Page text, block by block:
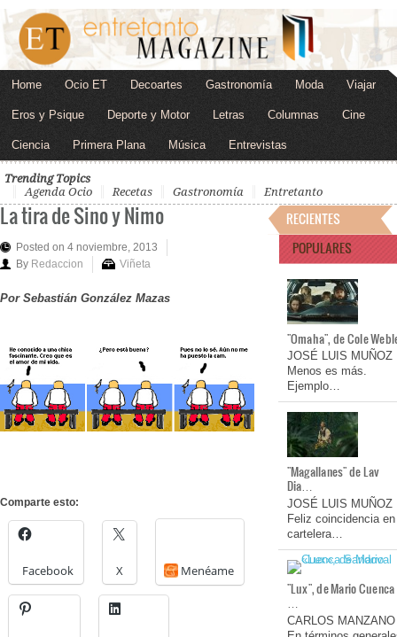
Home Ocio ET Decoartes Gastronomía Moda Viajar
Eros y Psique Deporte y Motor Letras Columnas Cine
Ciencia Primera Plana Música Entrevistas
Trending Topics
Agenda Ocio
Recetas Gastronomía Entretanto
La tira de Sino y Nimo
Posted on 4 noviembre, 2013
By Redaccion Viñeta
Por Sebastián González Mazas
Comparte esto:
Facebook X Menéame
RECIENTES
POPULARES
"Omaha", de Cole
JOSÉ LUIS MUÑOZ
Menos es más.
Ejemplo…
"Magallanes" de Lav
Dia…
JOSÉ LUIS MUÑOZ
Feliz coincidencia en
cartelera…
"Lux", de Mario Cuenca
…
CARLOS MANZANO